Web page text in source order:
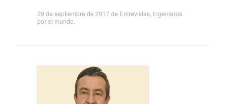
29 de septiembre de 2017 de Entrevistas, Ingenieros
por el mundo